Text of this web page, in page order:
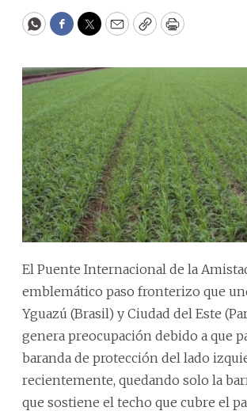
WhatsApp
Facebook
Twitter
EmailCopyPrint
El Puente Internacional de la
emblemático paso fronterizo que
Yguazú (Brasil) y Ciudad del Este
genera preocupación debido a que
baranda de protección del lado
recientemente, quedando solo la
que sostiene el techo que cubre el